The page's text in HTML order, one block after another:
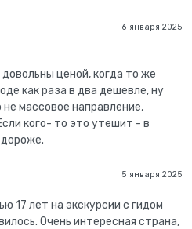
6 января 2025
ценой, когда то же
как раза в два дешевле, ну
массовое направление,
кого- то это утешит - в
5 января 2025
17 лет на экскурсии с гидом
Очень интересная страна,